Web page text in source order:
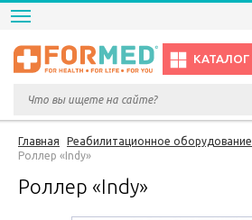
КАТАЛОГ
Главная Реабилитационное оборудование
Роллер «Indy»
Роллер «Indy»